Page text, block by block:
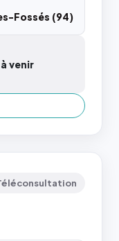
Fossés (94)
venir